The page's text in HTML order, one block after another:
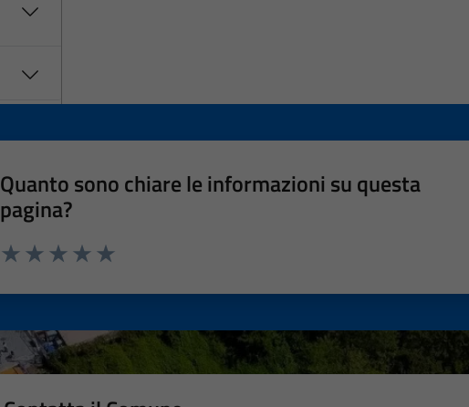
Quanto sono chiare le informazioni su questa
pagina?